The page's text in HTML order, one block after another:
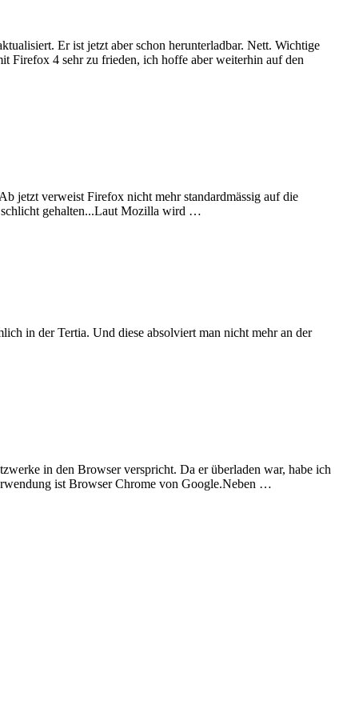
Er ist jetzt aber schon herunterladbar. Nett. Wichtige
Firefox 4 sehr zu frieden, ich hoffe aber weiterhin auf den
jetzt verweist Firefox nicht mehr standardmässig auf die
schlicht gehalten...Laut Mozilla wird …
in der Tertia. Und diese absolviert man nicht mehr an der
in den Browser verspricht. Da er überladen war, habe ich
ist Browser Chrome von Google.Neben …